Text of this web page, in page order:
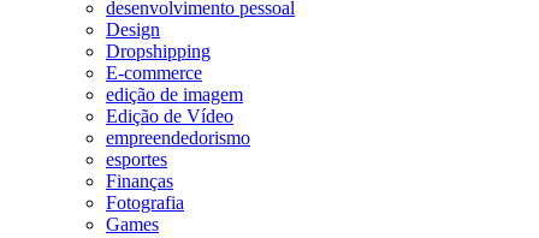
desenvolvimento pessoal
Design
Dropshipping
E-commerce
edição de imagem
Edição de Vídeo
empreendedorismo
esportes
Finanças
Fotografia
Games